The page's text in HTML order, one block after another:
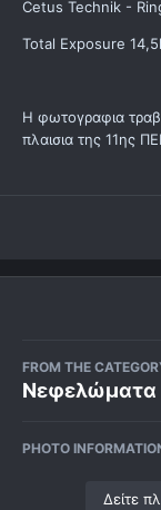
Cetus Technik -
Total Exposure
Η φωτογραφια
πλαισια της 11ης
FROM THE
Νεφελώματα
PHOTO
Δείτε